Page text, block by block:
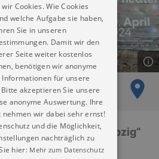
Schille Leipzig“
Cookies. Wie Cookies
welche Aufgabe sie haben,
Sie in unseren
Damit wir den
Seite weiter kostenlos
benötigen wir anonyme
für unsere
akzeptieren Sie unsere
anonyme Auswertung. Ihre
nehmen wir dabei sehr ernst!
und die Möglichkeit,
nachträglich zu
hier: Mehr zum Datenschutz